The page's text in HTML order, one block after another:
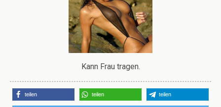
Kann Frau tragen.
teilen teilen teilen